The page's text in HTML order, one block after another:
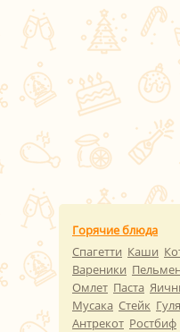
Горячие блюда
Спагетти Каши
Вареники
Омлет Паста
Мусака Стейк
Антрекот Ростбиф